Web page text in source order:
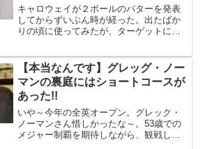
キャロウェイが２ボールのパターを発表
してからずいぶん時が経った。出たばか
りの頃に使ってみたが、ターゲットに対
使っていてボコボコ入れまくっていたの
を思い出す。その２ボール...
【本当なんです】グレッグ・ノー
マンの裏庭にはショートコースが
あった!!
いや～今年の全英オープン。グレック・
ノーマンさん惜しかったな～。53歳での
メジャー制覇を期待しながら、観戦して